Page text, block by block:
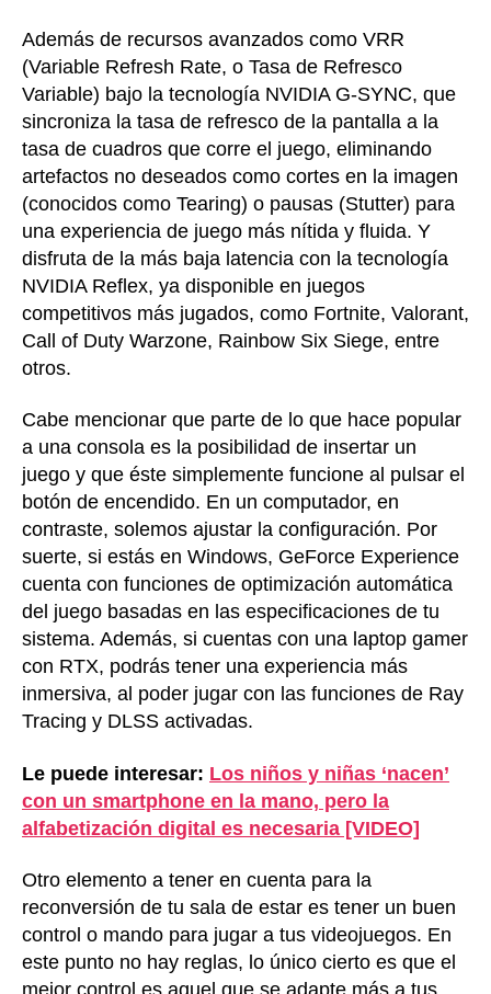
Además de recursos avanzados como VRR
(Variable Refresh Rate, o Tasa de Refresco
Variable) bajo la tecnología NVIDIA G-SYNC, que
sincroniza la tasa de refresco de la pantalla a la
tasa de cuadros que corre el juego, eliminando
artefactos no deseados como cortes en la imagen
(conocidos como Tearing) o pausas (Stutter) para
una experiencia de juego más nítida y fluida. Y
disfruta de la más baja latencia con la tecnología
NVIDIA Reflex, ya disponible en juegos
competitivos más jugados, como Fortnite, Valorant,
Call of Duty Warzone, Rainbow Six Siege, entre
otros.
Cabe mencionar que parte de lo que hace popular
a una consola es la posibilidad de insertar un
juego y que éste simplemente funcione al pulsar el
botón de encendido. En un computador, en
contraste, solemos ajustar la configuración. Por
suerte, si estás en Windows, GeForce Experience
cuenta con funciones de optimización automática
del juego basadas en las especificaciones de tu
sistema. Además, si cuentas con una laptop gamer
con RTX, podrás tener una experiencia más
inmersiva, al poder jugar con las funciones de Ray
Tracing y DLSS activadas.
Le puede interesar: Los niños y niñas ‘nacen’
con un smartphone en la mano, pero la
alfabetización digital es necesaria [VIDEO]
Otro elemento a tener en cuenta para la
reconversión de tu sala de estar es tener un buen
control o mando para jugar a tus videojuegos. En
este punto no hay reglas, lo único cierto es que el